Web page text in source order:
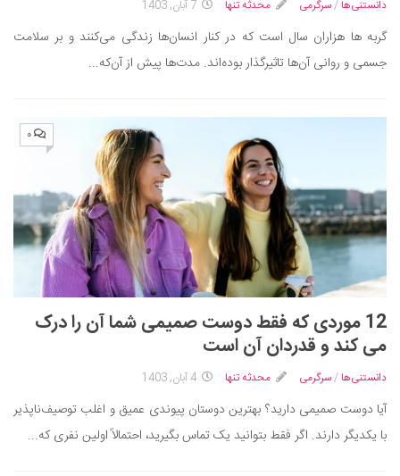
دانستنی‌ها /سرگرمی محدثه تنها 7 آبان, 1403
گربه‌ ها هزاران سال است که در کنار انسان‌ها زندگی می‌کنند و بر سلامت
جسمی و روانی آن‌ها تاثیرگذار بوده‌اند. مدت‌ها پیش از آن‌که...
۰
12 موردی که فقط دوست صمیمی شما آن را درک
می کند و قدردان آن است
دانستنی‌ها /سرگرمی محدثه تنها 4 آبان, 1403
آیا دوست صمیمی دارید؟ بهترین دوستان پیوندی عمیق و اغلب توصیف‌ناپذیر
با یکدیگر دارند. اگر فقط بتوانید یک تماس بگیرید، احتمالاً اولین نفری که...